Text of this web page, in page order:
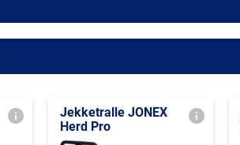
Jekketralle JONEX
Herd Pro